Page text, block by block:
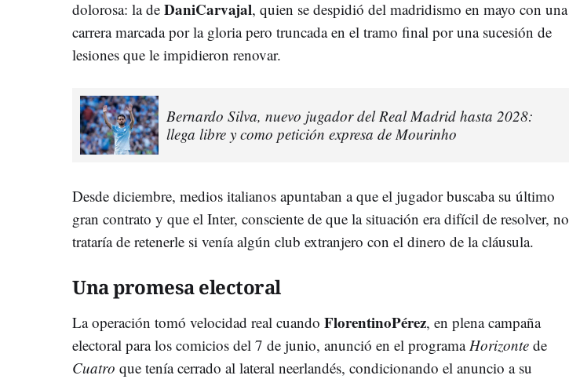
dolorosa: la de DaniCarvajal, quien se despidió del madridismo en mayo con una
carrera marcada por la gloria pero truncada en el tramo final por una sucesión de
lesiones que le impidieron renovar.
Bernardo Silva, nuevo jugador del Real Madrid hasta 2028:
llega libre y como petición expresa de Mourinho
Desde diciembre, medios italianos apuntaban a que el jugador buscaba su último
gran contrato y que el Inter, consciente de que la situación era difícil de resolver, no
trataría de retenerle si venía algún club extranjero con el dinero de la cláusula.
Una promesa electoral
La operación tomó velocidad real cuando FlorentinoPérez, en plena campaña
electoral para los comicios del 7 de junio, anunció en el programa Horizonte de
Cuatro que tenía cerrado al lateral neerlandés, condicionando el anuncio a su